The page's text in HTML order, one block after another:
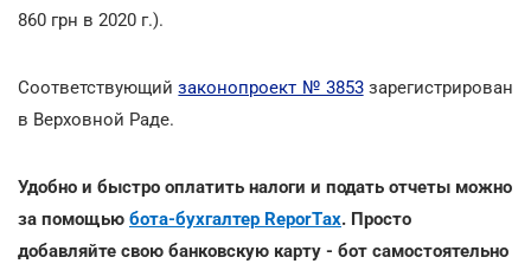
860 грн в 2020 г.).
Соответствующийзаконопроект № 3853зарегистрирован
в Верховной Раде.
Удобно и быстро оплатить налоги и подать отчеты можно
за помощью бота-бухгалтер ReporTах. Просто
добавляйте свою банковскую карту - бот самостоятельно